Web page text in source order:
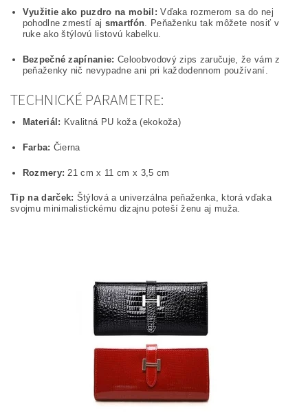
Využitie ako puzdro na mobil: Vďaka rozmerom sa do nej
pohodlne zmestí aj smartfón. Peňaženku tak môžete nosiť v
ruke ako štýlovú listovú kabelku.
Bezpečné zapínanie: Celoobvodový zips zaručuje, že vám z
peňaženky nič nevypadne ani pri každodennom používaní.
TECHNICKÉ PARAMETRE:
Materiál: Kvalitná PU koža (ekokoža)
Farba: Čierna
Rozmery: 21 cm x 11 cm x 3,5 cm
Tip na darček: Štýlová a univerzálna peňaženka, ktorá vďaka
svojmu minimalistickému dizajnu poteší ženu aj muža.